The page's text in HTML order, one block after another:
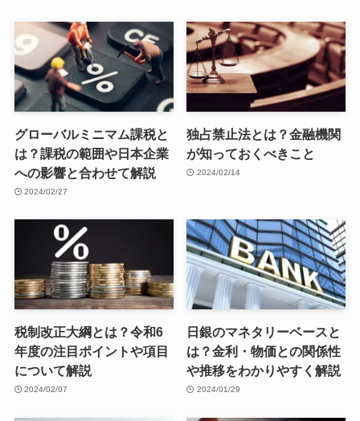
グローバルミニマム課税と
は？課税の範囲や日本企業
への影響と合わせて解説
2024/02/27
独占禁止法とは？金融機関
が知っておくべきこと
2024/02/14
税制改正大綱とは？令和6
年度の注目ポイントや項目
について解説
2024/02/07
日銀のマネタリーベースと
は？金利・物価との関係性
や推移をわかりやすく解説
2024/01/29